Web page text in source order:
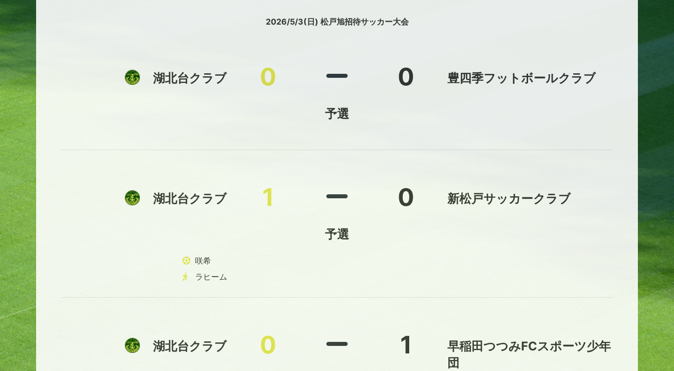
2026/5/3(日) 松戸旭招待サッカー大会
湖北台クラブ 0 0 豊四季フットボールクラブ
予選
湖北台クラブ 1 0 新松戸サッカークラブ
予選
咲希
ラヒーム
湖北台クラブ 0 1
早稲田つつみFCスポーツ少年
団